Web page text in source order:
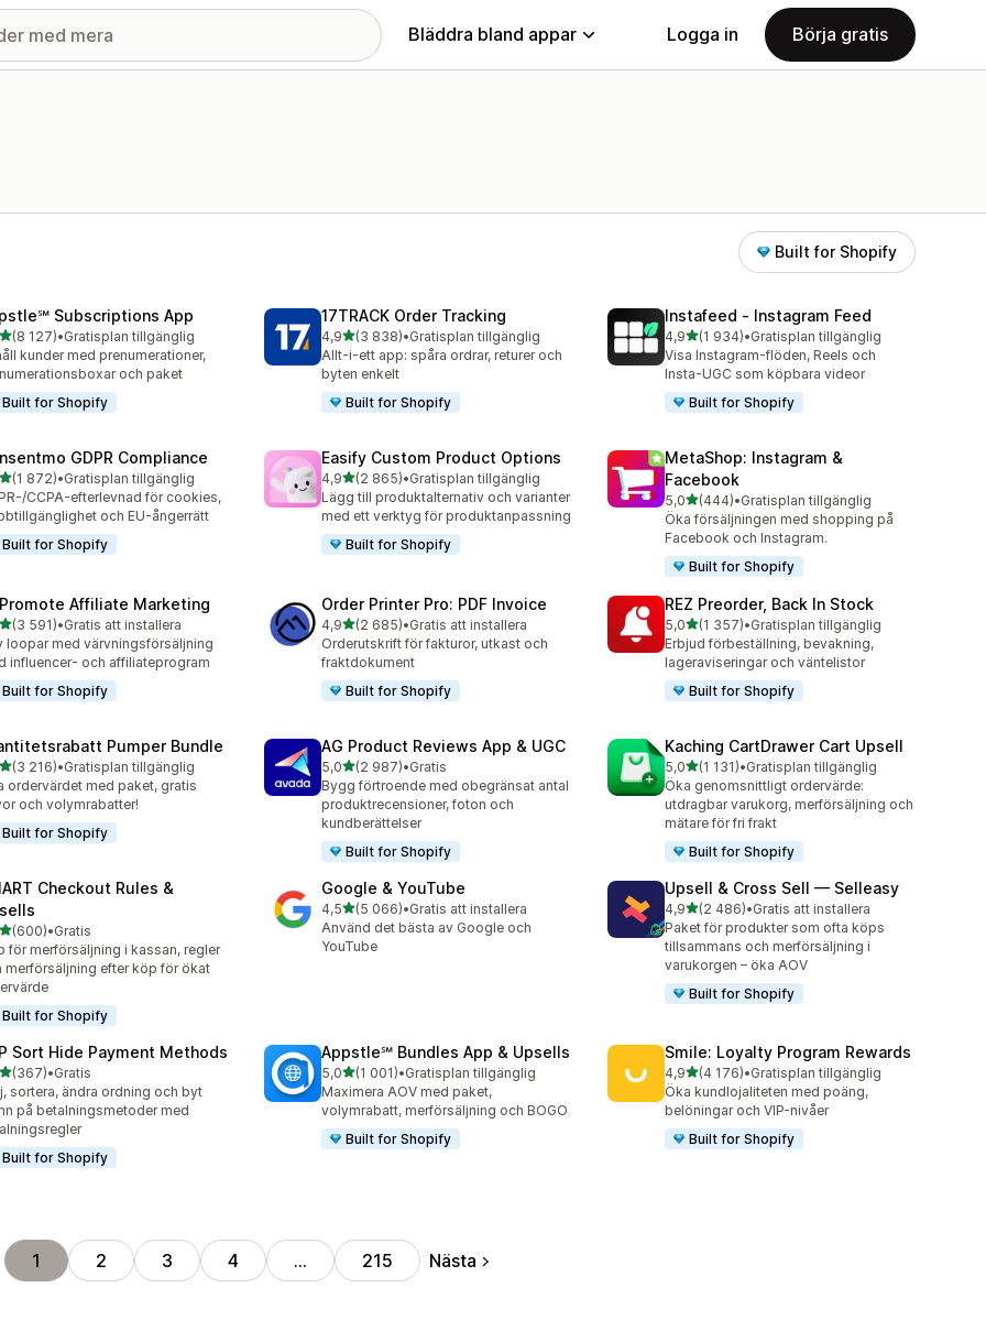
Bläddra bland appar Logga in Börja gratis
Built for Shopify
Subscriptions App
av 5 stjärnor
(8 127)
recensioner totalt
•Gratisplan tillgänglig
kunder med prenumerationer,
och paket
Built for Shopify
17TRACK Order Tracking
4,9av 5 stjärnor
(3 838)
3838 recensioner totalt
•Gratisplan tillgänglig
Allt-i-ett app: spåra ordrar, returer och
byten enkelt
Built for Shopify
Instafeed ‑ Instagram Feed
4,9av 5 stjärnor
(1 934)
1934 recensioner totalt
•Gratisplan tillgänglig
Visa Instagram-flöden, Reels och
Insta-UGC som köpbara videor
Built for Shopify
GDPR Compliance
av 5 stjärnor
(1 872)
recensioner totalt
•Gratisplan tillgänglig
CCPA-efterlevnad för cookies,
och EU-ångerrätt
Built for Shopify
Easify Custom Product Options
4,9av 5 stjärnor
(2 865)
2865 recensioner totalt
•Gratisplan tillgänglig
Lägg till produktalternativ och varianter
med ett verktyg för produktanpassning
Built for Shopify
MetaShop: Instagram &
Facebook
5,0av 5 stjärnor
(444)
444 recensioner totalt
•Gratisplan tillgänglig
Öka försäljningen med shopping på
Facebook och Instagram.
Built for Shopify
Affiliate Marketing
av 5 stjärnor
(3 591)
recensioner totalt
•Gratis att installera
loopar med värvningsförsäljning
influencer- och affiliateprogram
Built for Shopify
Order Printer Pro: PDF Invoice
4,9av 5 stjärnor
(2 685)
2685 recensioner totalt
•Gratis att installera
Orderutskrift för fakturor, utkast och
fraktdokument
Built for Shopify
REZ Preorder, Back In Stock
5,0av 5 stjärnor
(1 357)
1357 recensioner totalt
•Gratisplan tillgänglig
Erbjud förbeställning, bevakning,
lageraviseringar och väntelistor
Built for Shopify
Pumper Bundle
av 5 stjärnor
(3 216)
recensioner totalt
•Gratisplan tillgänglig
ordervärdet med paket, gratis
och volymrabatter!
Built for Shopify
AG Product Reviews App & UGC
5,0av 5 stjärnor
(2 987)
2987 recensioner totalt
•Gratis
Bygg förtroende med obegränsat antal
produktrecensioner, foton och
kundberättelser
Built for Shopify
Kaching CartDrawer Cart Upsell
5,0av 5 stjärnor
(1 131)
1131 recensioner totalt
•Gratisplan tillgänglig
Öka genomsnittligt ordervärde:
utdragbar varukorg, merförsäljning och
mätare för fri frakt
Built for Shopify
Checkout Rules &
av 5 stjärnor
(600)
recensioner totalt
•Gratis
för merförsäljning i kassan, regler
merförsäljning efter köp för ökat
Built for Shopify
Google & YouTube
4,5av 5 stjärnor
(5 066)
5066 recensioner totalt
•Gratis att installera
Använd det bästa av Google och
YouTube
Upsell & Cross Sell — Selleasy
4,9av 5 stjärnor
(2 486)
2486 recensioner totalt
•Gratis att installera
Paket för produkter som ofta köps
tillsammans och merförsäljning i
varukorgen – öka AOV
Built for Shopify
Sort Hide Payment Methods
av 5 stjärnor
(367)
recensioner totalt
•Gratis
sortera, ändra ordning och byt
på betalningsmetoder med
Built for Shopify
Appstle℠ Bundles App & Upsells
5,0av 5 stjärnor
(1 001)
1001 recensioner totalt
•Gratisplan tillgänglig
Maximera AOV med paket,
volymrabatt, merförsäljning och BOGO
Built for Shopify
Smile: Loyalty Program Rewards
4,9av 5 stjärnor
(4 176)
4176 recensioner totalt
•Gratisplan tillgänglig
Öka kundlojaliteten med poäng,
belöningar och VIP-nivåer
Built for Shopify
1 2 3 4 … 215 Nästa